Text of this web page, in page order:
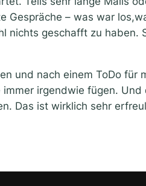
Gespräche – was war
nichts geschafft zu haben.
und nach einem ToDo für
irgendwie fügen.
Das ist wirklich sehr